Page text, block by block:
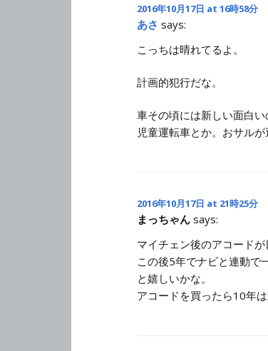
2016年10月17日 at 16時58分
あさ says:
こっちは晴れてるよ。
計画的犯行だな。
車その頃には新しい面白い
児童運転車とか。おサルが
2016年10月17日 at 21時25分
まっちゃん says:
マイチェン後のアコードが
この後5年でナビと連動で
と嬉しいかな。
アコードを買ったら10年